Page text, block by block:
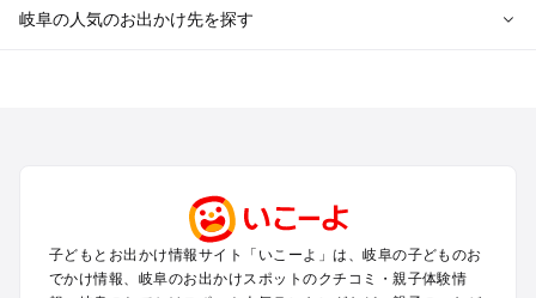
岐阜の人気のお出かけ先を探す
高山・下呂・飛騨・奥飛騨周辺のプールお出かけ
郡上・美濃・関のプールお出かけ
木曽路・木曽周辺のプールお出かけ
子どもとお出かけ情報サイト「いこーよ」は、岐阜の子どものお
でかけ情報、岐阜のお出かけスポットのクチコミ・親子体験情